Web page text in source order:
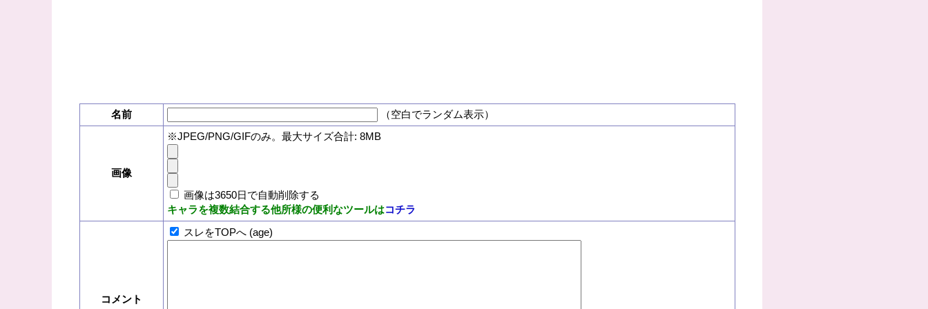
名前 （空白でランダム表示）
画像
※JPEG/PNG/GIFのみ。最大サイズ合計: 8MB
画像は3650日で自動削除する
キャラを複数結合する他所様の便利なツールはコチラ
コメント
スレをTOPへ (age)